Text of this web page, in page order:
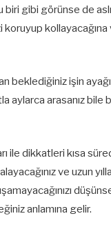
gibi görünse de
kollayacağına
beklediğiniz işin
aylarca arasanız bile
ile dikkatleri kısa
ve uzun
anlamına gelir.